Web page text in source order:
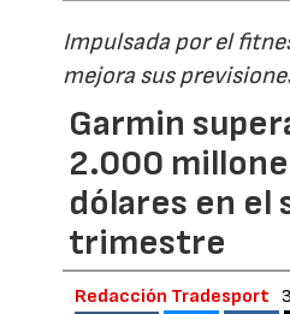
Impulsada por el
mejora sus
Garmin
2.000
dólares en el
trimestre
Redacción Tradesport